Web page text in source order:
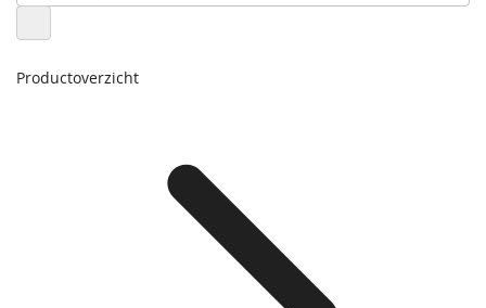
Productoverzicht